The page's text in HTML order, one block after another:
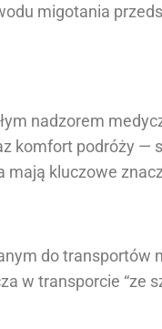
migotania
nadzorem
komfort podróży —
mają kluczowe
do transportów
w transporcie “ze